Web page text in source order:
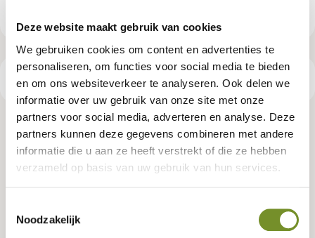
Deze website maakt gebruik van cookies
We gebruiken cookies om content en advertenties te
personaliseren, om functies voor social media te bieden
en om ons websiteverkeer te analyseren. Ook delen we
informatie over uw gebruik van onze site met onze
partners voor social media, adverteren en analyse. Deze
partners kunnen deze gegevens combineren met andere
informatie die u aan ze heeft verstrekt of die ze hebben
verzameld op basis van uw gebruik van hun services.
Noodzakelijk
Productspecificaties
Keruing hardhout halfhouts rabat
1,6 x 14,0 x 400 cm kunstmatig
Artikelnummer: